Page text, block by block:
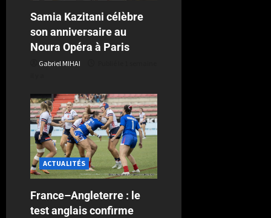
Samia Kazitani célèbre
son anniversaire au
Noura Opéra à Paris
Gabriel MIHAI
ACTUALITÉS
France–Angleterre : le
test anglais confirme